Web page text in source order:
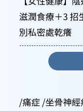
滋潤食療＋3 招
別私密處乾癢
/痛症 /坐骨神